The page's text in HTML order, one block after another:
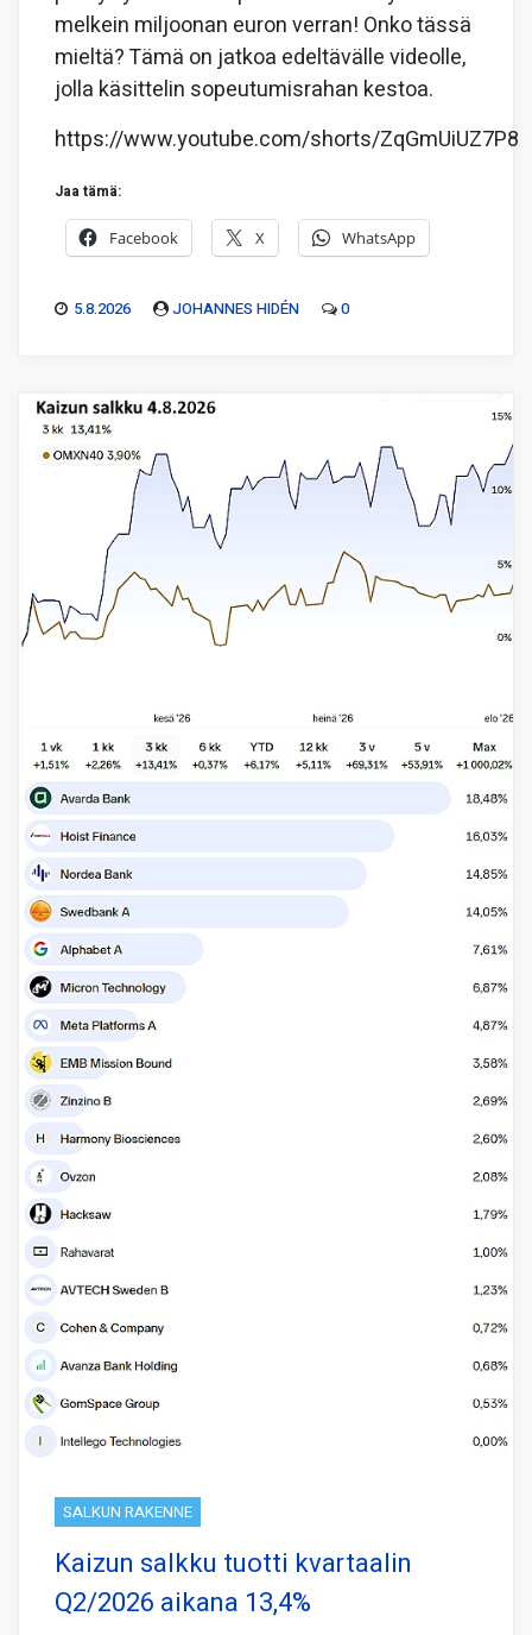
melkein miljoonan euron verran! Onko tässä
mieltä? Tämä on jatkoa edeltävälle videolle,
jolla käsittelin sopeutumisrahan kestoa.
https://www.youtube.com/shorts/ZqGmUiUZ7P8
Jaa tämä:
Facebook X WhatsApp
5.8.2026 JOHANNES HIDÉN 0
SALKUN RAKENNE
Kaizun salkku tuotti kvartaalin
Q2/2026 aikana 13,4%